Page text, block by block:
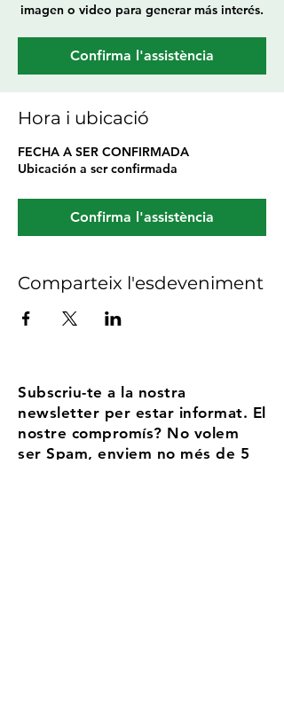
imagen o video para generar más interés.
Confirma l'assistència
Hora i ubicació
FECHA A SER CONFIRMADA
Ubicación a ser confirmada
Confirma l'assistència
Comparteix l'esdeveniment
Subscriu-te a la nostra
newsletter per estar informat. El
nostre compromís? No volem
ser Spam, enviem no més de 5